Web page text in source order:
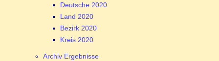
Deutsche 2020
Land 2020
Bezirk 2020
Kreis 2020
Archiv Ergebnisse